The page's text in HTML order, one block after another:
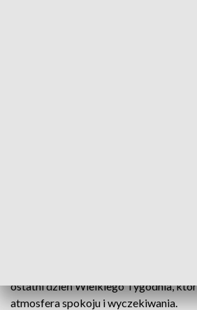
ostatni dzień Wielkiego Tygodnia,
atmosfera spokoju i wyczekiwania.